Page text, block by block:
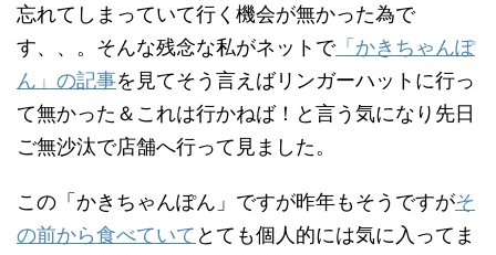
忘れてしまっていて行く機会が無かった為で
す、、。そんな残念な私がネットで「かきちゃんぽ
ん」の記事を見てそう言えばリンガーハットに行っ
て無かった＆これは行かねば！と言う気になり先日
ご無沙汰で店舗へ行って見ました。
この「かきちゃんぽん」ですが昨年もそうですがそ
の前から食べていて とても個人的には気に入ってま